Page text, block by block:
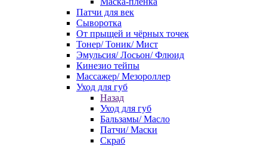
Патчи для век
Сыворотка
От прыщей и чёрных точек
Тонер/ Тоник/ Мист
Эмульсия/ Лосьон/ Флюид
Кинезио тейпы
Массажер/ Мезороллер
Уход для губ
Назад
Уход для губ
Бальзамы/ Масло
Патчи/ Маски
Скраб